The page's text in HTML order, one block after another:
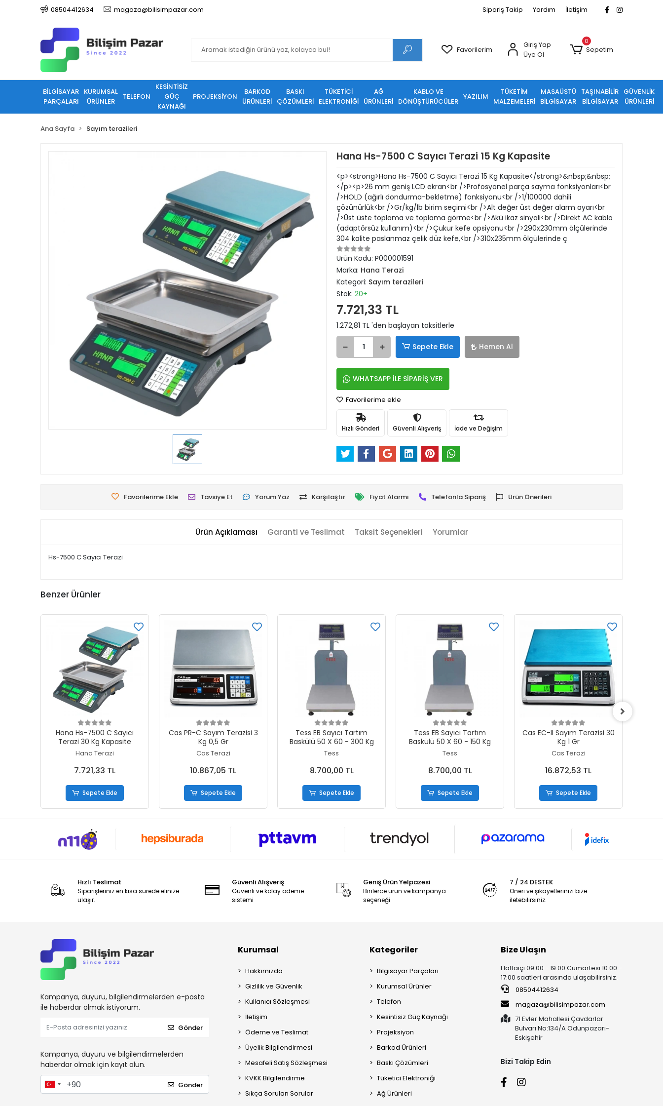
08504412634 magaza@bilisimpazar.com Sipariş Takip Yardım İletişim
Favorilerim
Giriş Yap
Üye Ol
0
Sepetim
BİLGİSAYAR
PARÇALARI
KURUMSAL
ÜRÜNLER
TELEFON
KESİNTİSİZ
GÜÇ
KAYNAĞI
PROJEKSİYON
BARKOD
ÜRÜNLERİ
BASKI
ÇÖZÜMLERİ
TÜKETİCİ
ELEKTRONİĞİ
AĞ
ÜRÜNLERİ
KABLO VE
DÖNÜŞTÜRÜCÜLER
YAZILIM
TÜKETİM
MALZEMELERİ
MASAÜSTÜ
BİLGİSAYAR
TAŞINABİLİR
BİLGİSAYAR
GÜVENLİK
ÜRÜNLERİ
Ana Sayfa Sayım terazileri
Hana Hs-7500 C Sayıcı Terazi 15 Kg Kapasite
<p><strong>Hana Hs-7500 C Sayıcı Terazi 15 Kg Kapasite</strong>&nbsp;&nbsp;
</p><p>26 mm geniş LCD ekran<br />Profosyonel parça sayma fonksiyonları<br
/>HOLD (ağırlı dondurma-bekletme) fonksiyonu<br />1/100000 dahili
çözünürlük<br />Gr/kg/lb birim seçimi<br />Alt değer üst değer alarm ayarı<br
/>Üst üste toplama ve toplama görme<br />Akü ikaz sinyali<br />Direkt AC kablo
(adaptörsüz kullanım)<br />Çukur kefe opsiyonu<br />290x230mm ölçülerinde
304 kalite paslanmaz çelik düz kefe,<br />310x235mm ölçülerinde ç
Ürün Kodu: P000001591
Marka: Hana Terazi
Kategori: Sayım terazileri
Stok: 20+
7.721,33 TL
1.272,81 TL 'den başlayan taksitlerle
Sepete Ekle Hemen Al
WHATSAPP İLE SİPARİŞ VER
Favorilerime ekle
Hızlı Gönderi Güvenli Alışveriş İade ve Değişim
Favorilerime Ekle Tavsiye Et Yorum Yaz Karşılaştır Fiyat Alarmı Telefonla Sipariş Ürün Önerileri
Ürün Açıklaması Garanti ve Teslimat Taksit Seçenekleri Yorumlar
Hs-7500 C Sayıcı Terazi
Benzer Ürünler
Sepete Ekle
Hana Hs-7500 C Sayıcı
Terazi 30 Kg Kapasite
Hana Terazi
7.721,33 TL
Sepete Ekle
Sepete Ekle
Cas PR-C Sayım Terazisi 3
Kg 0,5 Gr
Cas Terazi
10.867,05 TL
Sepete Ekle
Sepete Ekle
Tess EB Sayıcı Tartım
Baskülü 50 X 60 - 300 Kg
Tess
8.700,00 TL
Sepete Ekle
Sepete Ekle
Tess EB Sayıcı Tartım
Baskülü 50 X 60 - 150 Kg
Tess
8.700,00 TL
Sepete Ekle
Sepete Ekle
Cas EC-II Sayım Terazisi 30
Kg 1 Gr
Cas Terazi
16.872,53 TL
Sepete Ekle
Hızlı Teslimat
Siparişleriniz en kısa sürede elinize
ulaşır.
Güvenli Alışveriş
Güvenli ve kolay ödeme
sistemi
Geniş Ürün Yelpazesi
Binlerce ürün ve kampanya
seçeneği
7 / 24 DESTEK
Öneri ve şikayetlerinizi bize
iletebilirsiniz.
Kampanya, duyuru, bilgilendirmelerden e-posta
ile haberdar olmak istiyorum.
Gönder
Kampanya, duyuru ve bilgilendirmelerden
haberdar olmak için kayıt olun.
Gönder
Kurumsal
Hakkımızda
Gizlilik ve Güvenlik
Kullanıcı Sözleşmesi
İletişim
Ödeme ve Teslimat
Üyelik Bilgilendirmesi
Mesafeli Satış Sözleşmesi
KVKK Bilgilendirme
Sıkça Sorulan Sorular
Kategoriler
Bilgisayar Parçaları
Kurumsal Ürünler
Telefon
Kesintisiz Güç Kaynağı
Projeksiyon
Barkod Ürünleri
Baskı Çözümleri
Tüketici Elektroniği
Ağ Ürünleri
Bize Ulaşın
Haftaiçi 09:00 - 19:00 Cumartesi 10:00 -
17:00 saatleri arasında ulaşabilirsiniz.
08504412634
magaza@bilisimpazar.com
71 Evler Mahallesi Çavdarlar
Bulvarı No:134/A Odunpazarı-
Eskişehir
Bizi Takip Edin